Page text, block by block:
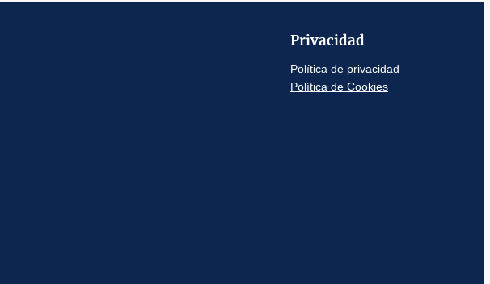
Privacidad
Política de privacidad
Política de Cookies